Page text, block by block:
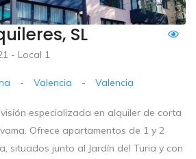
SL
- Local 1
- Valencia - Valencia
especializada en alquiler de corta
Ofrece apartamentos de 1 y 2
situados junto al Jardín del Turia y con